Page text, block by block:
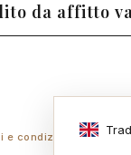
da affitto
e condizioni